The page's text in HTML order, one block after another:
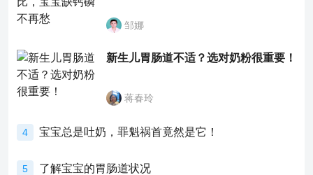
邹娜
新生儿胃肠道不适？选对奶粉很重要！
蒋春玲
4 宝宝总是吐奶，罪魁祸首竟然是它！
5 了解宝宝的胃肠道状况